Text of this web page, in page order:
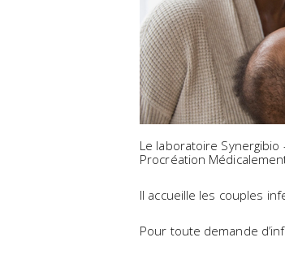
Le laboratoire Synergibio
Procréation
Il accueille les couples
Pour toute demande